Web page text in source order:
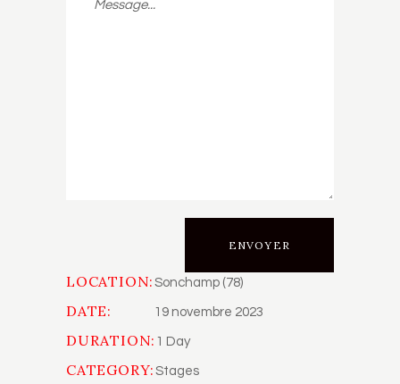
LOCATION: Sonchamp (78)
DATE: 19 novembre 2023
DURATION: 1 Day
CATEGORY: Stages